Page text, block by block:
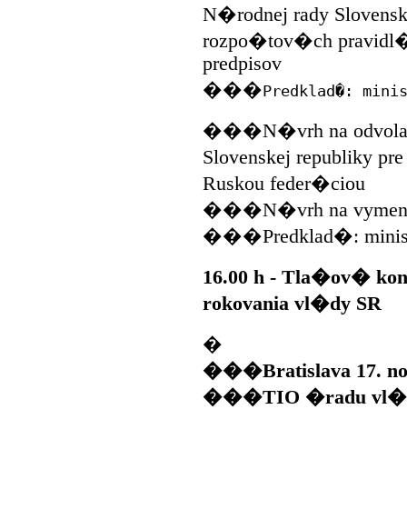
N�rodnej rady
rozpo�tov�ch
predpisov
���Predklad�:
���N�vrh na
Slovenskej republiky
Ruskou feder�ciou
���N�vrh na
���Predklad�:
16.00 h - Tla�ov�
rokovania vl�dy SR
�
���Bratislava 17.
���TIO �radu